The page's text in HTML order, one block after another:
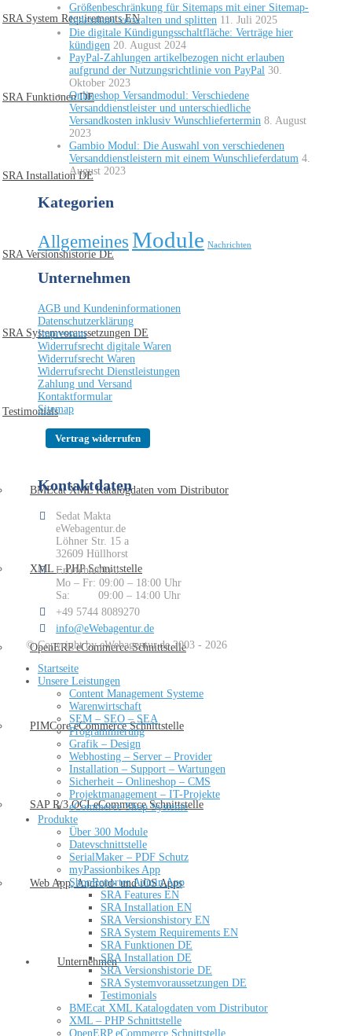
SRA System Requirements EN
SRA Funktionen DE
SRA Installation DE
SRA Versionshistorie DE
SRA Systemvoraussetzungen DE
Testimonials
BMEcat XML Katalogdaten vom Distributor
XML – PHP Schnittstelle
OpenERP eCommerce Schnittstelle
PIMCore eCommerce Schnittstelle
SAP R/3 OCI eCommerce Schnittstelle
Web App, Android- und iOS Apps
Unternehmen
Größenbeschränkung für Sitemaps mit einer Sitemap-
Indexdatei verwalten und splitten 11. Juli 2025
Die digitale Kündigungsschaltfläche: Verträge hier
kündigen 20. August 2024
PayPal-Zahlungen artikelbezogen nicht erlauben
aufgrund der Nutzungsrichtlinie von PayPal 30.
Oktober 2023
Onlineshop Versandmodul: Verschiedene
Versanddienstleister und unterschiedliche
Versandkosten inklusiv Wunschliefertermin 8. August
2023
Gambio Modul: Die Auswahl von verschiedenen
Versanddienstleistern mit einem Wunschlieferdatum 4.
August 2023
Kategorien
Allgemeines Module Nachrichten
Unternehmen
AGB und Kundeninformationen
Datenschutzerklärung
Impressum
Widerrufsrecht digitale Waren
Widerrufsrecht Waren
Widerrufsrecht Dienstleistungen
Zahlung und Versand
Kontaktformular
Sitemap
Kontaktdaten
Sedat Makta
eWebagentur.de
Löhner Str. 15 a
32609 Hüllhorst
Erreichbarkeit:
Mo – Fr: 09:00 – 18:00 Uhr
Sa: 09:00 – 14:00 Uhr
+49 5744 8089270
info@eWebagentur.de
© Copyright by eWebagentur.de 2003 - 2026
Startseite
Unsere Leistungen
Content Management Systeme
Warenwirtschaft
SEM – SEO – SEA
Programmierung
Grafik – Design
Webhosting – Server – Provider
Installation – Support – Wartungen
Sicherheit – Onlineshop – CMS
Projektmanagement – IT-Projekte
eCommerce Shop Systeme
Produkte
Über 300 Module
Datevschnittstelle
SerialMaker – PDF Schutz
myPassionbikes App
ShopReporter Admin App
SRA Features EN
SRA Installation EN
SRA Versionshistory EN
SRA System Requirements EN
SRA Funktionen DE
SRA Installation DE
SRA Versionshistorie DE
SRA Systemvoraussetzungen DE
Testimonials
BMEcat XML Katalogdaten vom Distributor
XML – PHP Schnittstelle
OpenERP eCommerce Schnittstelle